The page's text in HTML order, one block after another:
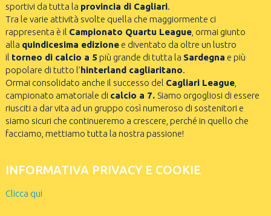
sportivi da tutta la provincia di Cagliari.
Tra le varie attività svolte quella che maggiormente ci
rappresenta è il Campionato Quartu League, ormai giunto
alla quindicesima edizionee diventato da oltre un lustro
il torneo di calcio a 5 più grande di tutta la Sardegna e più
popolare di tutto l’hinterland cagliaritano.
Ormai consolidato anche il successo del Cagliari League,
campionato amatoriale di calcio a 7. Siamo orgogliosi di essere
riusciti a dar vita ad un gruppo così numeroso di sostenitori e
siamo sicuri che continueremo a crescere, perché in quello che
facciamo, mettiamo tutta la nostra passione!
INFORMATIVA PRIVACY E COOKIE
Clicca qui